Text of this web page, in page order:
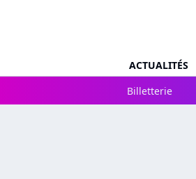
ACTUALITÉS
Billetterie